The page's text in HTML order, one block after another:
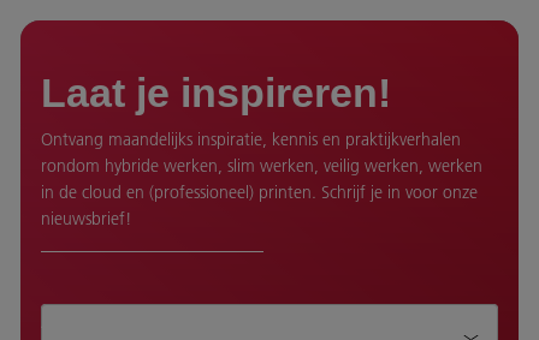
Laat je inspireren!
Ontvang maandelijks inspiratie, kennis en praktijkverhalen
rondom hybride werken, slim werken, veilig werken, werken
in de cloud en (professioneel) printen. Schrijf je in voor onze
nieuwsbrief!